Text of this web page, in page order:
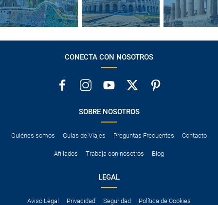
CONECTA CON NOSOTROS
SOBRE NOSOTROS
Quiénes somos Guías de Viajes Preguntas Frecuentes Contacto
Afiliados Trabaja con nosotros Blog
LEGAL
Aviso Legal Privacidad Seguridad Política de Cookies